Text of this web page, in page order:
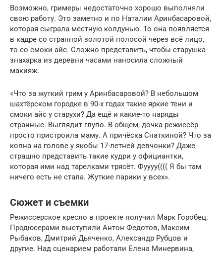
Возможно, гримеры недостаточно хорошо выполняли
свою работу. Это заметно и по Наталии Аринбасаровой,
которая сыграла местную колдунью. То она появляется
в кадре со странной золотой полосой через всё лицо,
то со смоки айс. Сложно представить, чтобы старушка-
знахарка из деревни часами наносила сложный
макияж.
«Что за жуткий грим у Аринбасаровой? В небольшом
шахтёрском городке в 90-х годах такие яркие тени и
смоки айс у старухи? Да ещё и какие-то наряды
странные. Выглядит глупо. В общем, дочка-режиссёр
просто пристроила маму. А причёска Снаткиной? Что за
копна на голове у якобы 17-летней девчонки? Даже
страшно представить такие кудри у официантки,
которая ими над тарелками трясёт. Фуууу(((( Я бы там
ничего есть не стала. Жуткие парики у всех».
Сюжет и съемки
Режиссерское кресло в проекте получил Марк Горобец.
Продюсерами выступили Антон Федотов, Максим
Рыбаков, Дмитрий Дьяченко, Александр Рубцов и
другие. Над сценарием работали Елена Минервина,